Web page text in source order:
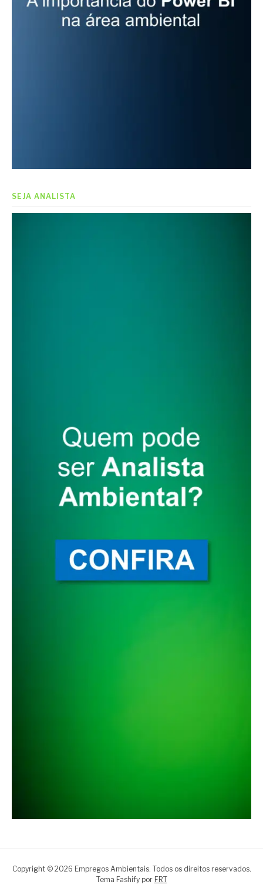
SEJA ANALISTA
Copyright © 2026 Empregos Ambientais. Todos os direitos reservados.
Tema Fashify por FRT